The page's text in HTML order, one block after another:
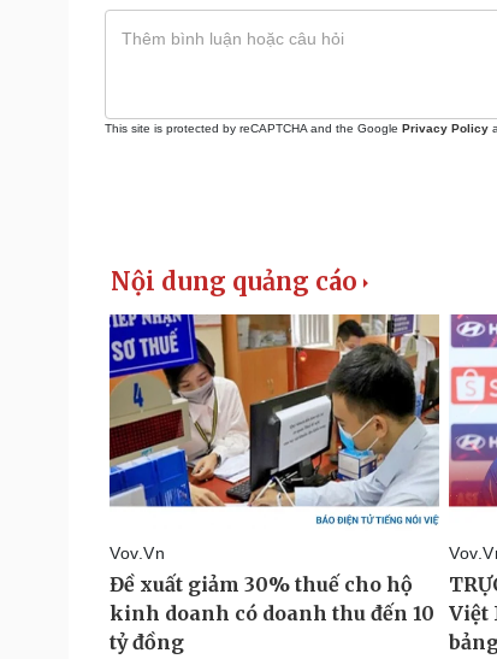
This site is protected by reCAPTCHA and the Google Privacy Policy